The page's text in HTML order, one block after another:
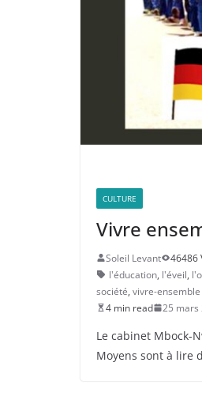
CULTURE
Vivre
Soleil Levant 46486
l'éducation, l'éveil,
société, vivre-ensemble
4 min read
25 mars
Le cabinet Mbock-
Moyens sont à lire